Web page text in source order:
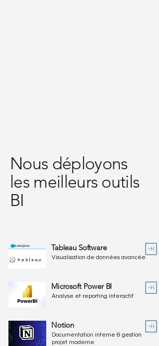
Nous déployons
les meilleurs outils
BI
Tableau Software
Visualisation de données avancée
Microsoft Power BI
Analyse et reporting interactif
Notion
Documentation interne & gestion
projet moderne